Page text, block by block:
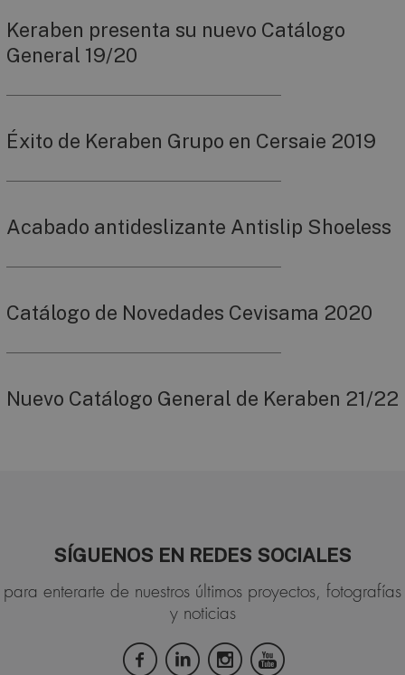
Keraben presenta su nuevo Catálogo
General 19/20
Éxito de Keraben Grupo en Cersaie 2019
Acabado antideslizante Antislip Shoeless
Catálogo de Novedades Cevisama 2020
Nuevo Catálogo General de Keraben 21/22
SÍGUENOS EN REDES SOCIALES
para enterarte de nuestros últimos proyectos, fotografías
y noticias